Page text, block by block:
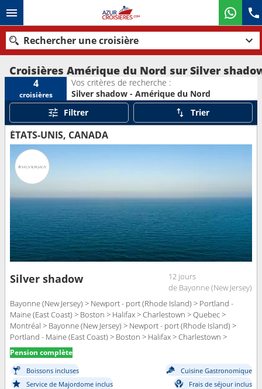
Rechercher une croisière
Nos destinations
Mois de départ
Ports
Rechercher
Croisières Amérique du Nord sur Silver
4
croisières
Vos critères de recherche :
Silver shadow - Amérique du Nord
Filtrer
Trier
ÉTATS-UNIS, CANADA
Silver shadow
12 jours
de Bayonne (New Jersey)
Bayonne (New Jersey) > Newport - port (Rhode Island) > Portland -
Maine (East Coast) > Boston > Halifax > Charlestown > Quebec >
Montréal > Bayonne (New Jersey) > Newport - port (Rhode Island) >
Portland - Maine (East Coast) > Boston > Halifax > Charlestown >
Quebec > Montréal
Pension complète
Boissons incluses
Cuisine Gastronomique
Service de Majordome inclus
Frais de séjour inclus